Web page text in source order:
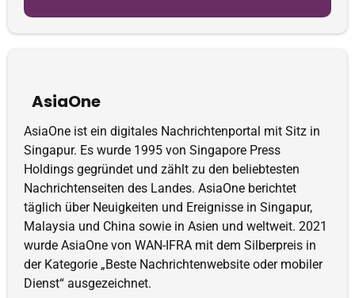
AsiaOne
AsiaOne ist ein digitales Nachrichtenportal mit Sitz in
Singapur. Es wurde 1995 von Singapore Press
Holdings gegründet und zählt zu den beliebtesten
Nachrichtenseiten des Landes. AsiaOne berichtet
täglich über Neuigkeiten und Ereignisse in Singapur,
Malaysia und China sowie in Asien und weltweit. 2021
wurde AsiaOne von WAN-IFRA mit dem Silberpreis in
der Kategorie „Beste Nachrichtenwebsite oder mobiler
Dienst“ ausgezeichnet.